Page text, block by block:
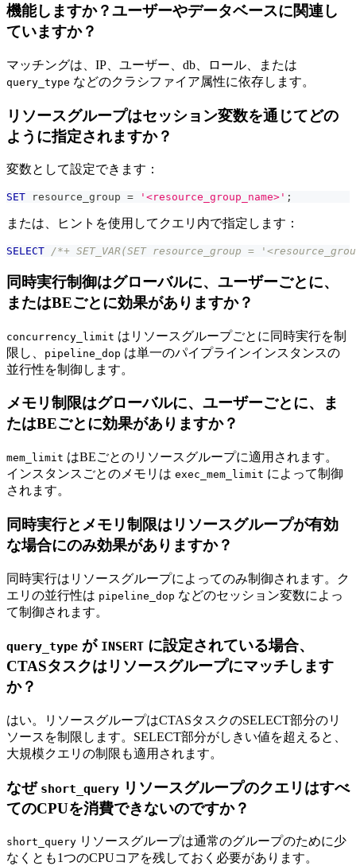
機能しますか？ユーザーやデータベースに関連し
ていますか？
マッチングは、IP、ユーザー、db、ロール、または
query_type などのクラシファイア属性に依存します。
リソースグループはセッション変数を通じてどの
ように指定されますか？
変数として設定できます：
SET resource_group = '<resource_group_name>' ;
または、ヒントを使用してクエリ内で指定します：
SELECT /*+ SET_VAR(SET resource_group =
同時実行制御はグローバルに、ユーザーごとに、
またはBEごとに効果がありますか？
concurrency_limit はリソースグループごとに同時実行を制
限し、
pipeline_dop は単一のパイプラインインスタンスの
並行性を制御します。
メモリ制限はグローバルに、ユーザーごとに、ま
たはBEごとに効果がありますか？
mem_limit はBEごとのリソースグループに適用されます。
インスタンスごとのメモリは exec_mem_limit によって制御
されます。
同時実行とメモリ制限はリソースグループが有効
な場合にのみ効果がありますか？
同時実行はリソースグループによってのみ制御されます。ク
エリの並行性は pipeline_dop などのセッション変数によっ
て制御されます。
query_type が INSERT に設定されている場合、
CTASタスクはリソースグループにマッチします
か？
はい。リソースグループはCTASタスクのSELECT部分のリ
ソースを制限します。SELECT部分がしきい値を超えると、
大規模クエリの制限も適用されます。
なぜ short_query リソースグループのクエリはすべ
てのCPUを消費できないのですか？
short_query リソースグループは通常のグループのために少
なくとも1つのCPUコアを残しておく必要があります。